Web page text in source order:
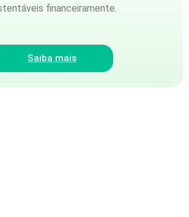
financeiramente.
Saiba mais